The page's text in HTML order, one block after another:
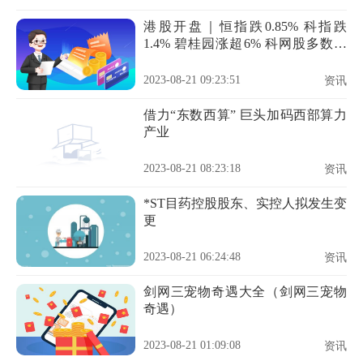
港股开盘｜恒指跌0.85% 科指跌
1.4% 碧桂园涨超6% 科网股多数下
2023-08-21 09:23:51 资讯
借力“东数西算” 巨头加码西部算力
产业
2023-08-21 08:23:18 资讯
*ST目药控股股东、实控人拟发生变
更
2023-08-21 06:24:48 资讯
剑网三宠物奇遇大全（剑网三宠物
奇遇）
2023-08-21 01:09:08 资讯